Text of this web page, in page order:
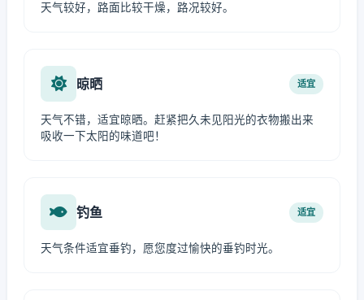
天气较好，路面比较干燥，路况较好。
晾晒 适宜
天气不错，适宜晾晒。赶紧把久未见阳光的衣物搬出来
吸收一下太阳的味道吧！
钓鱼 适宜
天气条件适宜垂钓，愿您度过愉快的垂钓时光。